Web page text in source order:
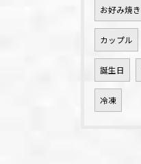
お好み焼き
カップル
誕生日
冷凍